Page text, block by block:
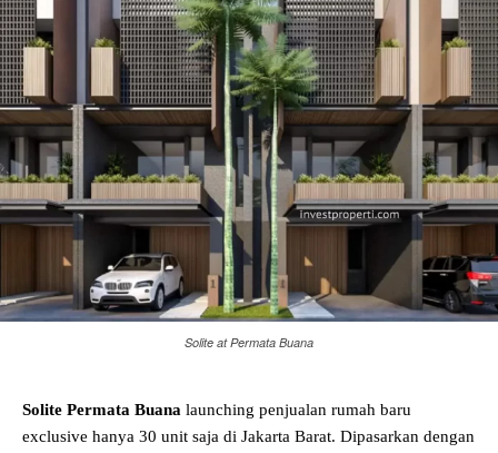
Solite at Permata Buana
Solite Permata Buana launching penjualan rumah baru
exclusive hanya 30 unit saja di Jakarta Barat. Dipasarkan dengan